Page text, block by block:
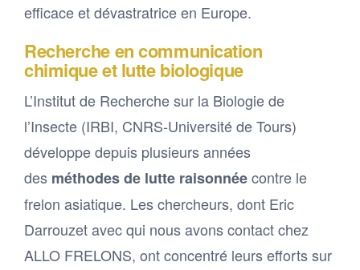
efficace et dévastratrice en Europe.
Recherche en communication
chimique et lutte biologique
L’Institut de Recherche sur la Biologie de
l’Insecte (IRBI, CNRS-Université de Tours)
développe depuis plusieurs années
des méthodes de lutte raisonnéecontre le
frelon asiatique. Les chercheurs, dont Eric
Darrouzet avec qui nous avons contact chez
ALLO FRELONS, ont concentré leurs efforts sur